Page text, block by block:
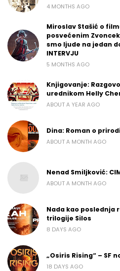
4 MONTHS AGO
Miroslav Stašić o
posvećenim
smo ljude na jedan
INTERVJU
5 MONTHS AGO
Knjigovanje:
urednikom Helly
ABOUT A YEAR AGO
Dina: Roman o
ABOUT A MONTH AGO
Nenad Smiljković:
ABOUT A MONTH AGO
Nada kao poslednja
trilogije Silos
8 DAYS AGO
„Osiris Rising“ – SF
18 DAYS AGO